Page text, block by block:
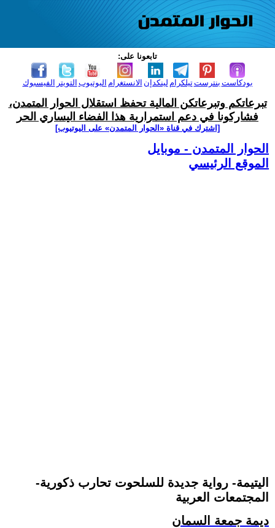
تابعونا على:
الفيسبوك التويتر اليوتيوب الانستغرام لينكدإن تيلكرامبنترست بودكاست
تبرعاتكم وتبرعاتكن المالية تحفظ استقلال الحوار المتمدن،
فشاركونا في دعم استمرارية هذا الفضاء اليساري الحر
[اشترك في قناة ‫«الحوار المتمدن» على اليوتيوب]
الحوار المتمدن - موبايل
الموقع الرئيسي
-اليتيمة- رواية جديدة للسلحوت تحارب ذكورية
المجتمعات العربية
ديمة جمعة السمان